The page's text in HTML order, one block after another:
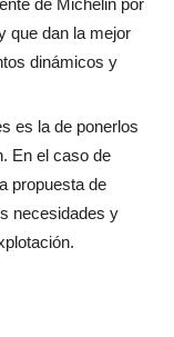
que dan la mejor
dinámicos y
es la de ponerlos
En el caso de
propuesta de
necesidades y